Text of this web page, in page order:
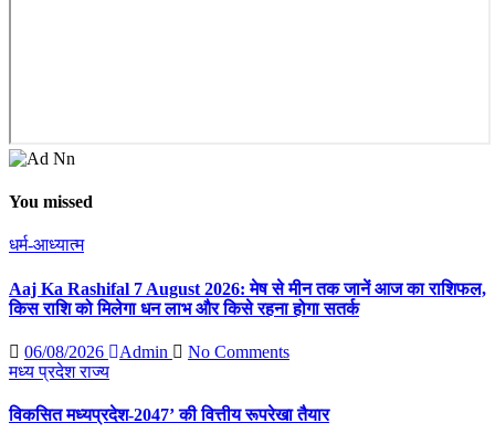
You missed
धर्म-आध्यात्म
Aaj Ka Rashifal 7 August 2026: मेष से मीन तक जानें आज का राशिफल,
किस राशि को मिलेगा धन लाभ और किसे रहना होगा सतर्क
06/08/2026 Admin
No Comments
मध्य प्रदेशराज्य
विकसित मध्यप्रदेश-2047’ की वित्तीय रूपरेखा तैयार